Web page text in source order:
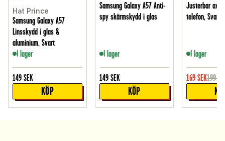
Hat Prince
Samsung Galaxy A57
Linsskydd i glas &
aluminium, Svart
I lager
149 SEK
KÖP
Samsung Galaxy A57 Anti-
spy skärmskydd i glas
I lager
149 SEK
KÖP
Justerbar
telefon, Svart
I lager
169 SEK199